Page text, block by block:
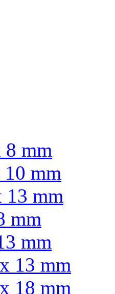
mm
mm
13 mm
mm
mm
13 mm
18 mm